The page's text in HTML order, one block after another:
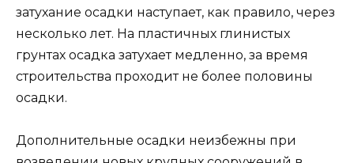
затухание осадки наступает, как правило, через
несколько лет. На пластичных глинис­тых
грунтах осадка затухает медленно, за время
строи­тельства проходит не более половины
осадки.
Дополнительные осадки неизбежны при